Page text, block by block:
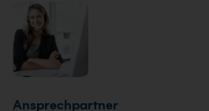
Ansprechpartner